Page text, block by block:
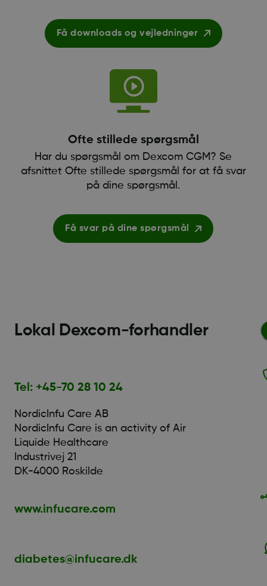
Få downloads og vejledninger
Ofte stillede spørgsmål
Har du spørgsmål om Dexcom CGM? Se
afsnittet Ofte stillede spørgsmål for at få svar
på dine spørgsmål.
Få svar på dine spørgsmål
Lokal Dexcom-forhandler
Tel: +45-70 28 10 24
NordicInfu Care AB
NordicInfu Care is an activity of Air
Liquide Healthcare
Industrivej 21
DK-4000 Roskilde
www.infucare.com
diabetes@infucare.dk